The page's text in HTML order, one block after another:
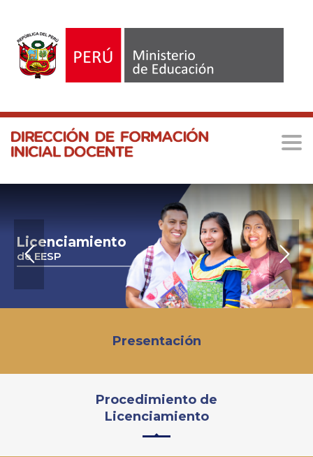
LICENCIAMIENTO – PROCEDIMIENTO
Licenciamiento
de EESP
Presentación
Procedimiento de
Licenciamiento